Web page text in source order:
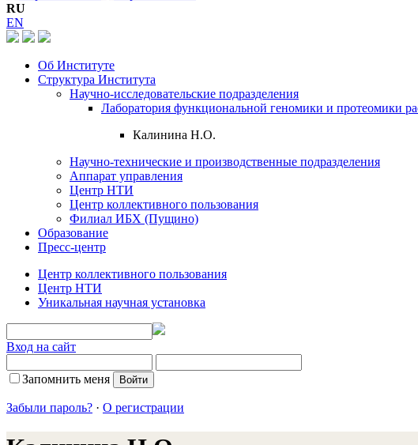
RU
EN
Об Институте
Структура Института
Научно-исследовательские подразделения
Лаборатория функциональной геномики и протеомики
Калинина Н.О.
Научно-технические и производственные подразделения
Аппарат управления
Центр НТИ
Центр коллективного пользования
Филиал ИБХ (Пущино)
Образование
Пресс-центр
Центр коллективного пользования
Центр НТИ
Уникальная научная установка
Вход на сайт
Запомнить меня
Забыли пароль? · О регистрации